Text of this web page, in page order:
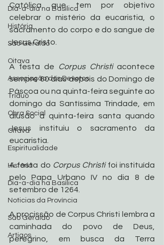
Dia-a-dia na Basílica
História
São Geraldo
Oitava
Associação dos Devotos
Tríduo
Obra Social
Oitava
Espiritualidade
História
Dia-a-dia na Basílica
Noticias da Província
São Geraldo
Artigos
Católica que tem por objetivo
celebrar o mistério da eucaristia, o
sacramento do corpo e do sangue de
Jesus Cristo.
A festa de Corpus Christi acontece
sempre 60 dias depois do Domingo de
Páscoa ou na quinta-feira seguinte ao
domingo da Santíssima Trindade, em
alusão à quinta-feira santa quando
Jesus instituiu o sacramento da
eucaristia.
A festa do Corpus Christi foi instituída
pelo Papa Urbano IV no dia 8 de
setembro de 1264.
A procissão de Corpus Christi lembra a
caminhada do povo de Deus,
peregrino, em busca da Terra